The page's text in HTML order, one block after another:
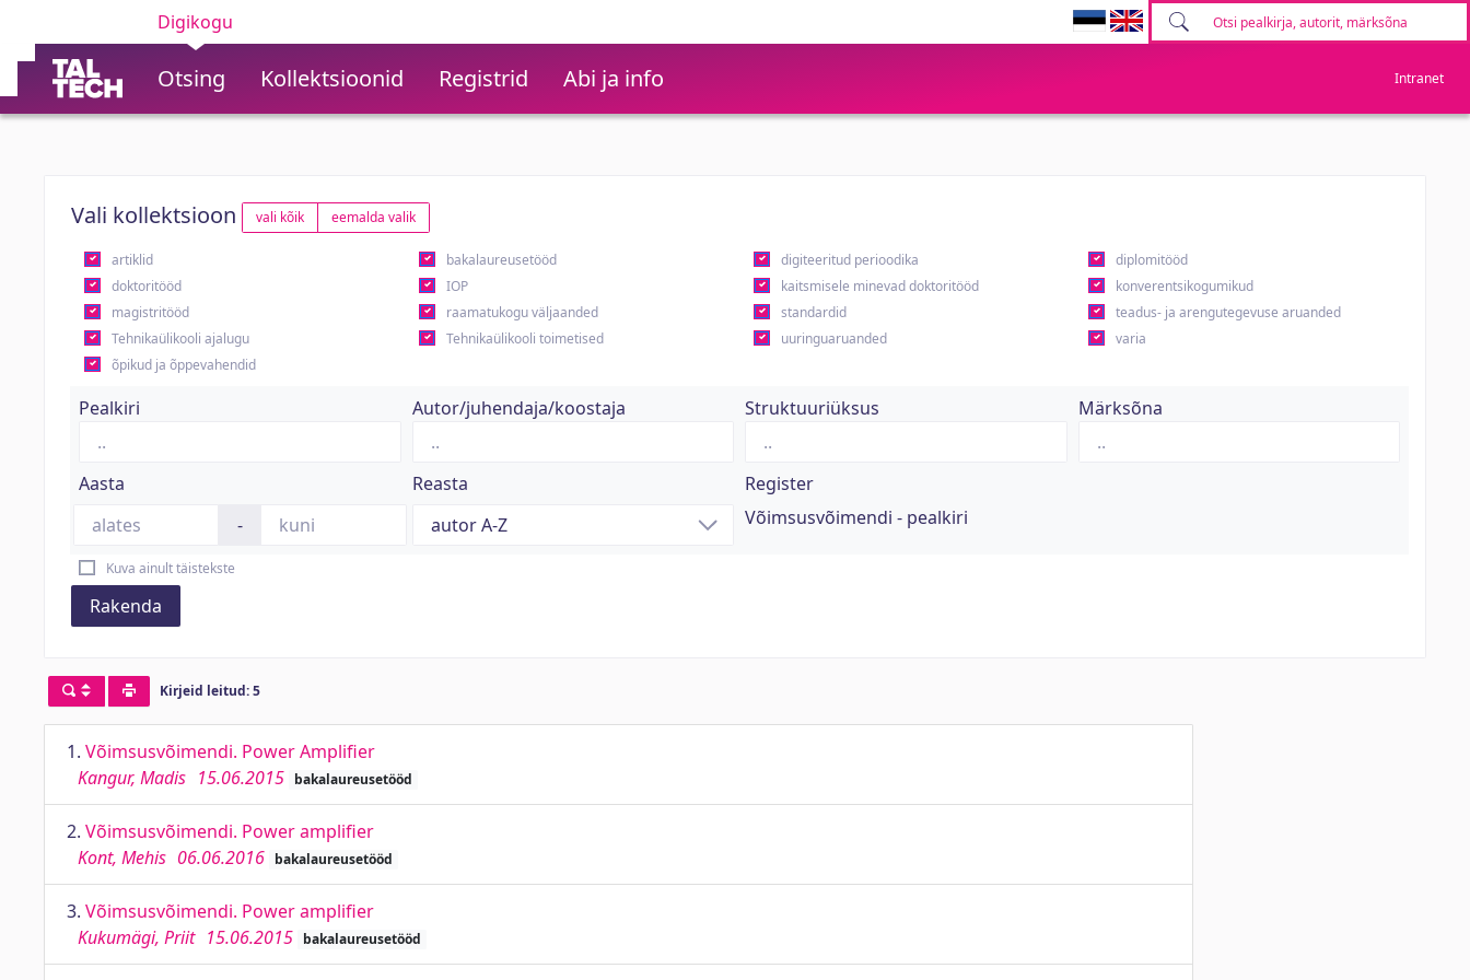
Digikogu
Otsing Kollektsioonid Registrid Abi ja info Intranet
Vali kollektsioon vali kõik eemalda valik
artiklid bakalaureusetööd digiteeritud perioodika
diplomitööd
doktoritööd
IOP kaitsmisele minevad doktoritööd
konverentsikogumikud
magistritööd
raamatukogu väljaanded standardid
teadus- ja arengutegevuse aruanded
Tehnikaülikooli ajalugu
Tehnikaülikooli toimetised uuringuaruanded
varia
õpikud ja õppevahendid
Pealkiri Autor/juhendaja/koostaja Struktuuriüksus Märksõna
Aasta
-
Reasta
Register
Võimsusvõimendi - pealkiri
Kuva ainult täistekste
Rakenda
Kirjeid leitud: 5
1. Võimsusvõimendi. Power Amplifier
Kangur, Madis 15.06.2015 bakalaureusetööd
2. Võimsusvõimendi. Power amplifier
Kont, Mehis 06.06.2016 bakalaureusetööd
3. Võimsusvõimendi. Power amplifier
Kukumägi, Priit 15.06.2015 bakalaureusetööd